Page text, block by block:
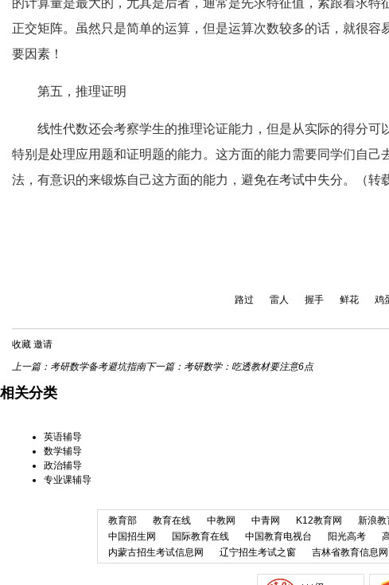
正交矩阵。虽然只是简单的运算，但是运算次数较多的话，就很
要因素！
第五，推理证明
线性代数还会考察学生的推理论证能力，但是从实际的得分可
特别是处理应用题和证明题的能力。这方面的能力需要同学们自
法，有意识的来锻炼自己这方面的能力，避免在考试中失分。（转
路过 雷人 握手 鲜花 鸡
收藏 邀请
上一篇： 考研数学备考避坑指南下一篇： 考研数学：吃透教材要注意6点
相关分类
英语辅导
数学辅导
政治辅导
专业课辅导
教育部 教育在线 中教网 中青网 K12教育网 新浪教
中国招生网
国际教育在线 中国教育电视台 阳光高考
内蒙古招生考试信息网
辽宁招生考试之窗 吉林省教育信息网